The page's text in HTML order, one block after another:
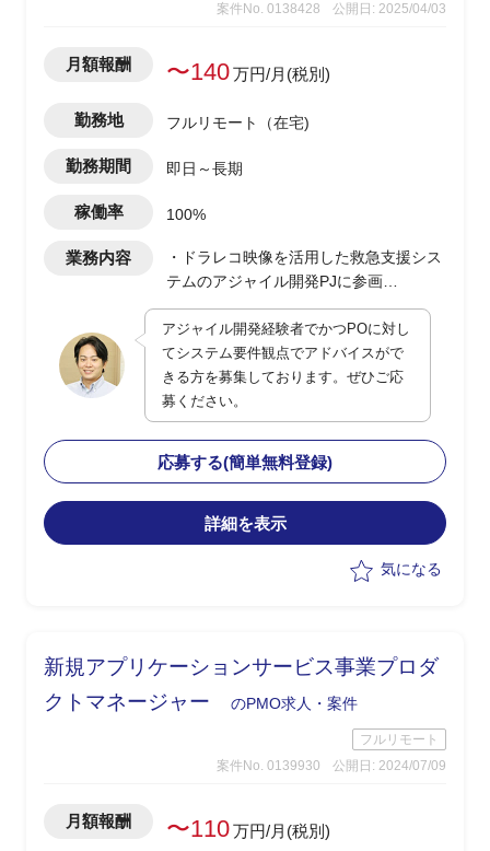
案件No. 0138428
公開日: 2025/04/03
月額報酬 〜140万円/月(税別)
勤務地 フルリモート（在宅)
勤務期間 即日～長期
稼働率 100%
業務内容
・ドラレコ映像を活用した救急支援シス
テムのアジャイル開発PJに参画
・POに対してシステム観点でのアドバ
イスおよび補佐を実施
・現行は一部都市で運用開始、今後全国
展開を予定
・ユーザー側の立場でPO支援、システ
ム面の留意点提示や品質・性能観点の補
完を担当
アジャイル開発経験者でかつPOに対し
てシステム要件観点でアドバイスがで
きる方を募集しております。ぜひご応
募ください。
応募する(簡単無料登録)
詳細を表示
気になる
新規アプリケーションサービス事業プロダ
クトマネージャー
のPMO求人・案件
フルリモート
案件No. 0139930
公開日: 2024/07/09
月額報酬 〜110万円/月(税別)